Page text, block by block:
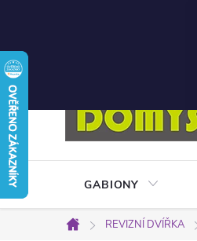
Přejít
na
obsah
GABIONY
Domů
REVIZNÍ DVÍŘKA